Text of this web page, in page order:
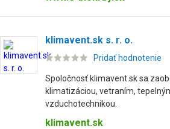
klimavent.sk s. r. o.
Pridať hodnotenie
Spoločnosť klimavent.sk sa
klimatizáciou, vetraním,
vzduchotechnikou.
klimavent.sk